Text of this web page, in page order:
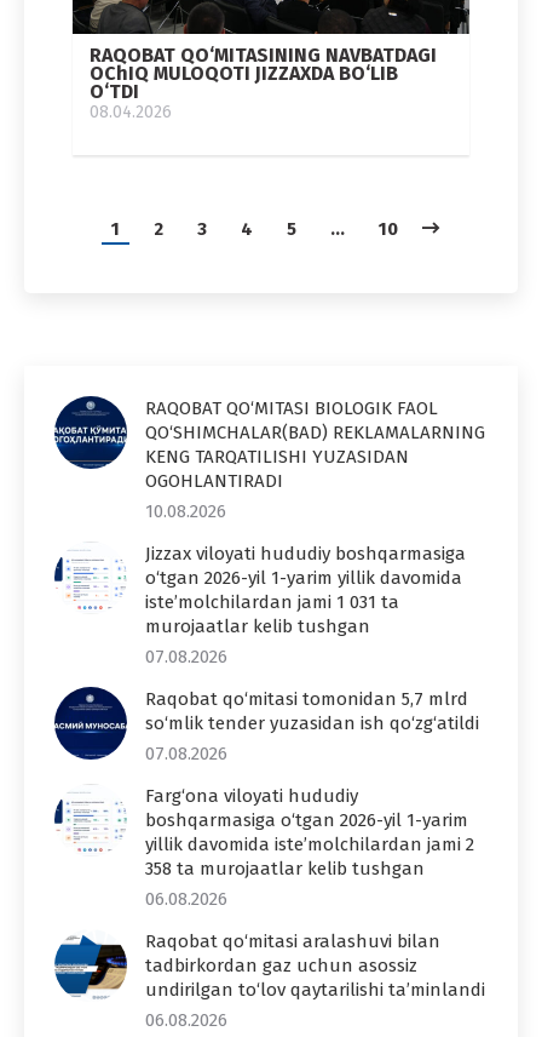
RAQOBAT QO‘MITASINING NAVBATDAGI
OChIQ MULOQOTI JIZZAXDA BO‘LIB
O‘TDI
08.04.2026
1 2 3 4 5 … 10
RAQOBAT QO‘MITASI BIOLOGIK FAOL
QO‘SHIMCHALAR(BAD) REKLAMALARNING
KENG TARQATILISHI YUZASIDAN
OGOHLANTIRADI
10.08.2026
Jizzax viloyati hududiy boshqarmasiga
o‘tgan 2026-yil 1-yarim yillik davomida
iste’molchilardan jami 1 031 ta
murojaatlar kelib tushgan
07.08.2026
Raqobat qo‘mitasi tomonidan 5,7 mlrd
so‘mlik tender yuzasidan ish qo‘zg‘atildi
07.08.2026
Farg‘ona viloyati hududiy
boshqarmasiga o‘tgan 2026-yil 1-yarim
yillik davomida iste’molchilardan jami 2
358 ta murojaatlar kelib tushgan
06.08.2026
Raqobat qo‘mitasi aralashuvi bilan
tadbirkordan gaz uchun asossiz
undirilgan to‘lov qaytarilishi ta’minlandi
06.08.2026